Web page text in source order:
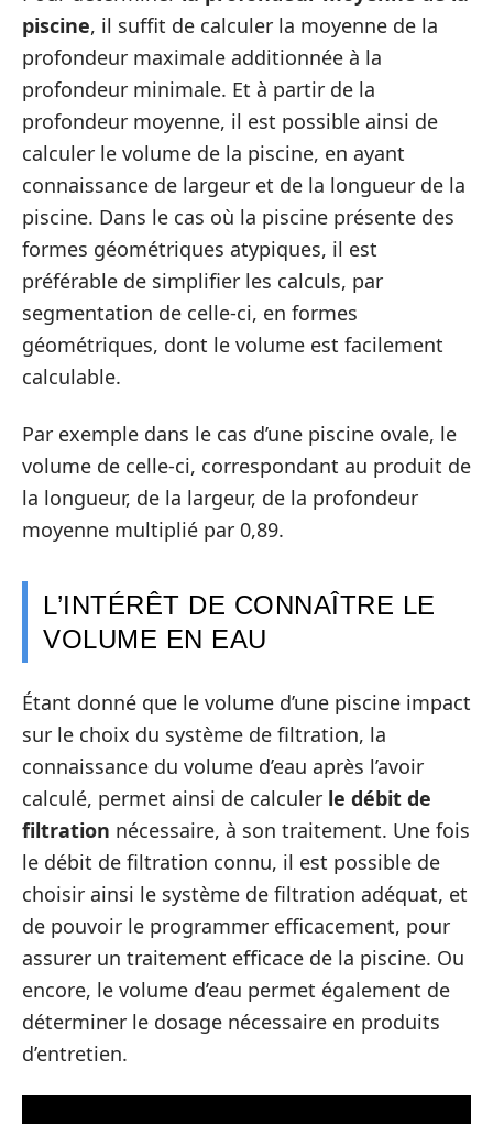
piscine, il suffit de calculer la moyenne de la
profondeur maximale additionnée à la
profondeur minimale. Et à partir de la
profondeur moyenne, il est possible ainsi de
calculer le volume de la piscine, en ayant
connaissance de largeur et de la longueur de la
piscine. Dans le cas où la piscine présente des
formes géométriques atypiques, il est
préférable de simplifier les calculs, par
segmentation de celle-ci, en formes
géométriques, dont le volume est facilement
calculable.
Par exemple dans le cas d’une piscine ovale, le
volume de celle-ci, correspondant au produit de
la longueur, de la largeur, de la profondeur
moyenne multiplié par 0,89.
L’INTÉRÊT DE CONNAÎTRE LE
VOLUME EN EAU
Étant donné que le volume d’une piscine impact
sur le choix du système de filtration, la
connaissance du volume d’eau après l’avoir
calculé, permet ainsi de calculer le débit de
filtration nécessaire, à son traitement. Une fois
le débit de filtration connu, il est possible de
choisir ainsi le système de filtration adéquat, et
de pouvoir le programmer efficacement, pour
assurer un traitement efficace de la piscine. Ou
encore, le volume d’eau permet également de
déterminer le dosage nécessaire en produits
d’entretien.